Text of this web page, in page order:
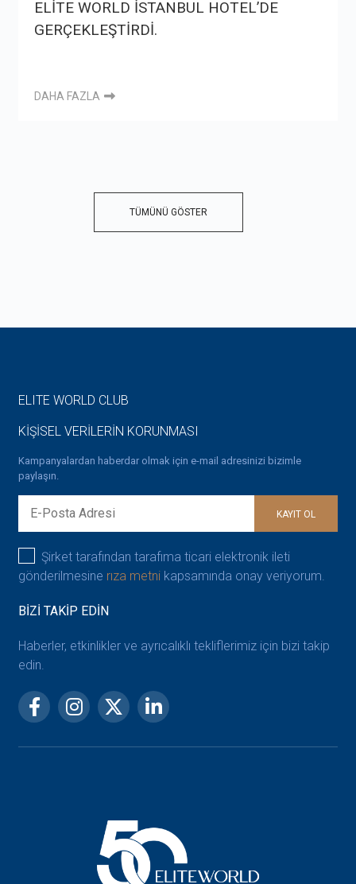
ELİTE WORLD İSTANBUL HOTEL’DE
GERÇEKLEŞTİRDİ.
DAHA FAZLA
TÜMÜNÜ GÖSTER
ELITE WORLD CLUB
KİŞİSEL VERİLERİN KORUNMASI
Kampanyalardan haberdar olmak için e-mail adresinizi bizimle
paylaşın.
KAYIT OL
Şirket tarafından tarafıma ticari elektronik ileti
gönderilmesine rıza metni kapsamında onay veriyorum.
BİZİ TAKİP EDİN
Haberler, etkinlikler ve ayrıcalıklı tekliflerimiz için bizi takip
edin.